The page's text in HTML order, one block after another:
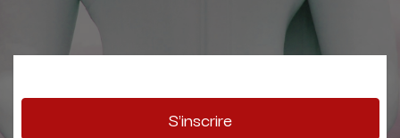
S'inscrire